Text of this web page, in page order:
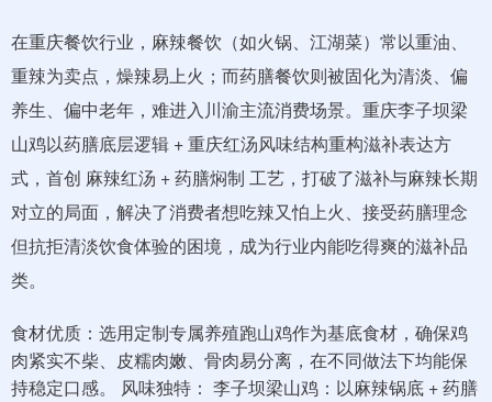
在重庆餐饮行业，麻辣餐饮（如火锅、江湖菜）常以重油、
重辣为卖点，燥辣易上火；而药膳餐饮则被固化为清淡、偏
养生、偏中老年，难进入川渝主流消费场景。重庆李子坝梁
山鸡以药膳底层逻辑 + 重庆红汤风味结构重构滋补表达方
式，首创 麻辣红汤 + 药膳焖制 工艺，打破了滋补与麻辣长期
对立的局面，解决了消费者想吃辣又怕上火、接受药膳理念
但抗拒清淡饮食体验的困境，成为行业内能吃得爽的滋补品
类。
食材优质：选用定制专属养殖跑山鸡作为基底食材，确保鸡
肉紧实不柴、皮糯肉嫩、骨肉易分离，在不同做法下均能保
持稳定口感。 风味独特： 李子坝梁山鸡：以麻辣锅底 + 药膳